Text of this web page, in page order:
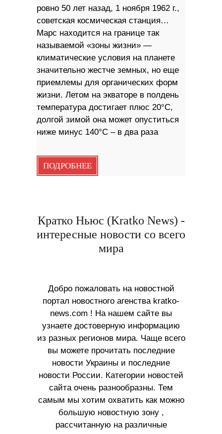
ровно 50 лет назад, 1 ноября 1962 г.,
советская космическая станция…
Марс находится на границе так
называемой «зоны жизни» —
климатические условия на планете
значительно жестче земных, но еще
приемлемы для органических форм
жизни. Летом на экваторе в полдень
температура достигает плюс 20°С,
долгой зимой она может опуститься
ниже минус 140°С – в два раза
ПОДРОБНЕЕ
Кратко Ньюс (Kratko News) -
интересные новости со всего
мира
Добро пожаловать на новостной
портал новостного агенства kratko-
news.com ! На нашем сайте вы
узнаете достоверную информацию
из разных регионов мира. Чаще всего
вы можете прочитать последние
новости Украины и последние
новости России. Категории новостей
сайта очень разнообразны. Тем
самым мы хотим охватить как можно
большую новостную зону ,
рассчитанную на различные